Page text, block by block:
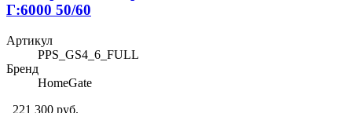
Г:6000 50/60
Артикул
PPS_GS4_6_FULL
Бренд
HomeGate
221 300 руб.